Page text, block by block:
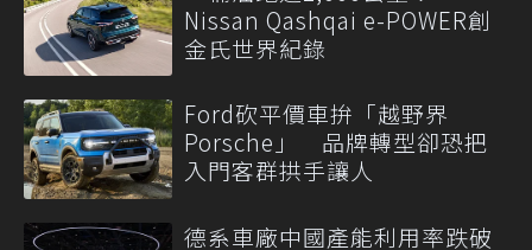
Nissan Qashqai e-POWER創
金氏世界紀錄
Ford砍平價車拚「越野界
Porsche」 品牌轉型卻恐把
入門客群拱手讓人
德系車廠中國產能利用率跌破